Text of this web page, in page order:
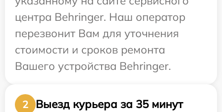
центра Behringer. Наш оператор
перезвонит Вам для уточнения
стоимости и сроков ремонта
Вашего устройства Behringer.
2
Выезд курьера за 35 минут